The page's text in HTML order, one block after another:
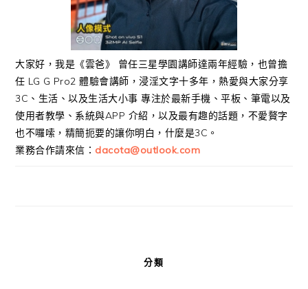
大家好，我是《雲爸》 曾任三星學園講師達兩年經驗，也曾擔
任 LG G Pro2 體驗會講師，浸淫文字十多年，熱愛與大家分享
3C、生活、以及生活大小事 專注於最新手機、平板、筆電以及
使用者教學、系統與APP 介紹，以及最有趣的話題，不愛贅字
也不囉嗦，精簡扼要的讓你明白，什麼是3C。
業務合作請來信： dacota@outlook.com
分類